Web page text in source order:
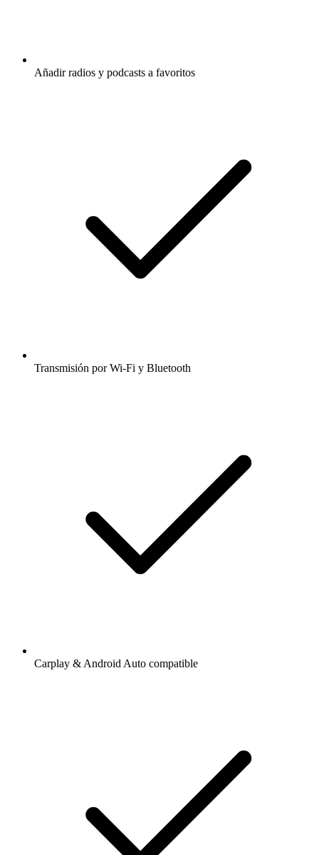
Añadir radios y podcasts a favoritos
Transmisión por Wi-Fi y Bluetooth
Carplay & Android Auto compatible